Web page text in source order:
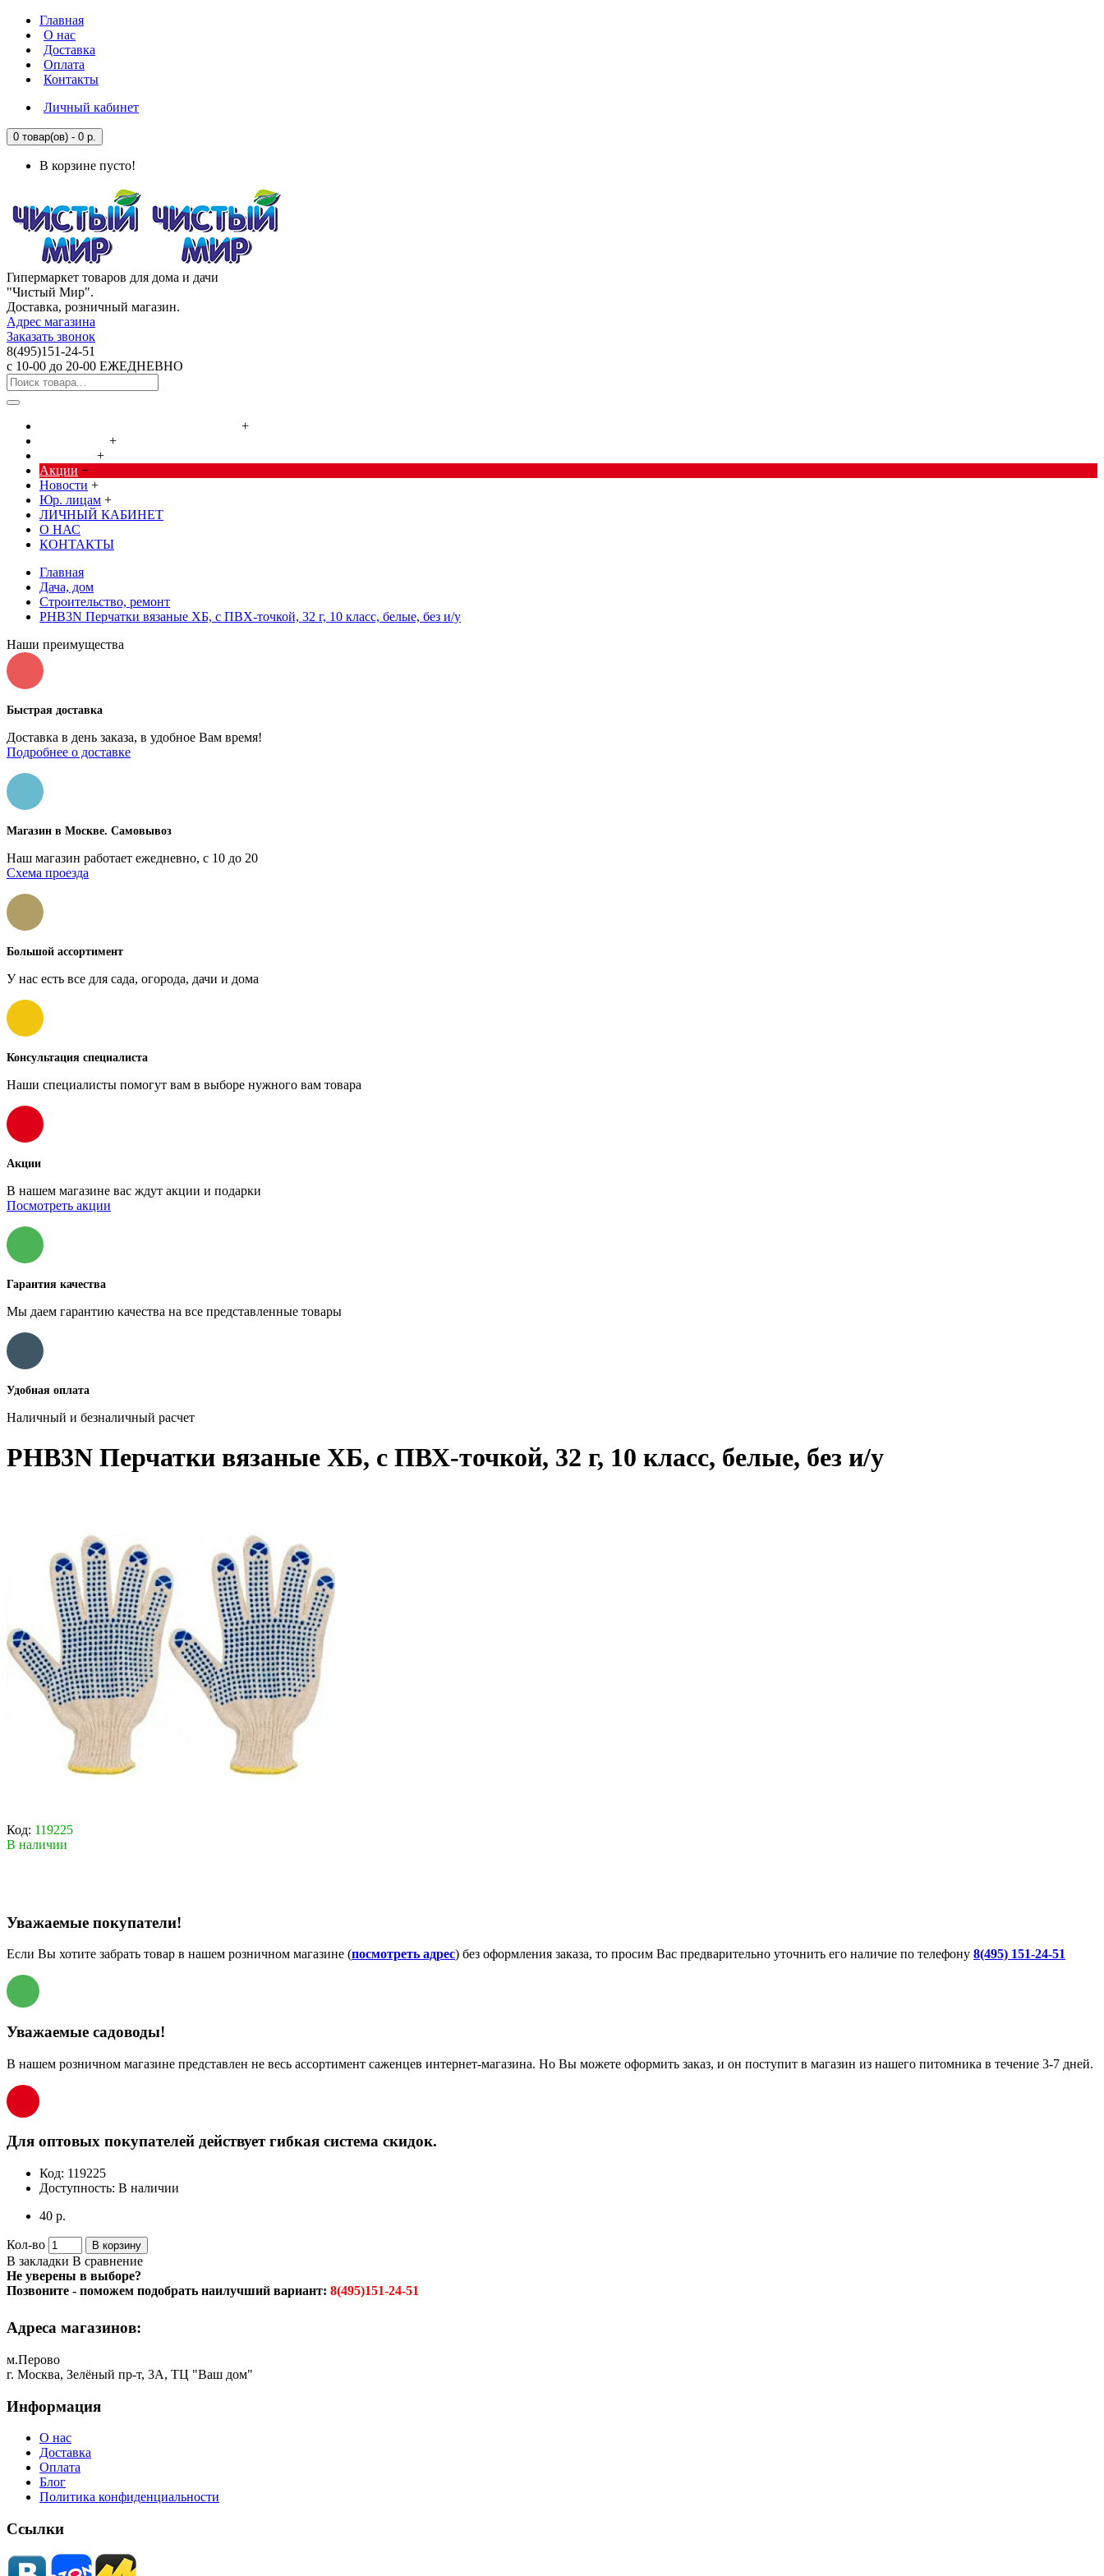
Главная
О нас
Доставка
Оплата
Контакты
Личный кабинет
0 товар(ов) - 0 р.
В корзине пусто!
Гипермаркет товаров для дома и дачи
"Чистый Мир".
Доставка, розничный магазин.
Адрес магазина
Заказать звонок
8(495)151-24-51
с 10-00 до 20-00 ЕЖЕДНЕВНО
+
+
+
Акции +
Новости +
Юр. лицам +
ЛИЧНЫЙ КАБИНЕТ
О НАС
КОНТАКТЫ
Главная
Дача, дом
Строительство, ремонт
PHB3N Перчатки вязаные ХБ, с ПВХ-точкой, 32 г, 10 класс, белые, без и/у
Наши преимущества
Быстрая доставка
Доставка в день заказа, в удобное Вам время!
Подробнее о доставке
Магазин в Москве. Самовывоз
Наш магазин работает ежедневно, с 10 до 20
Схема проезда
Большой ассортимент
У нас есть все для сада, огорода, дачи и дома
Консультация специалиста
Наши специалисты помогут вам в выборе нужного вам товара
Акции
В нашем магазине вас ждут акции и подарки
Посмотреть акции
Гарантия качества
Мы даем гарантию качества на все представленные товары
Удобная оплата
Наличный и безналичный расчет
PHB3N Перчатки вязаные ХБ, с ПВХ-точкой, 32 г, 10 класс, белые, без и/у
Код: 119225
В наличии
Уважаемые покупатели!
Если Вы хотите забрать товар в нашем розничном магазине (посмотреть адрес) без оформления заказа, то просим Вас предварительно уточнить его наличие по телефону 8(495) 151-24-51
Уважаемые садоводы!
В нашем розничном магазине представлен не весь ассортимент саженцев интернет-магазина. Но Вы можете оформить заказ, и он поступит в магазин из нашего питомника в течение 3-7 дней.
Для оптовых покупателей действует гибкая система скидок.
Код: 119225
Доступность: В наличии
40 р.
Кол-во В корзину
В закладки В сравнение
Не уверены в выборе?
Позвоните - поможем подобрать наилучший вариант: 8(495)151-24-51
Адреса магазинов:
м.Перово
г. Москва, Зелёный пр-т, 3А, ТЦ "Ваш дом"
Информация
О нас
Доставка
Оплата
Блог
Политика конфиденциальности
Ссылки